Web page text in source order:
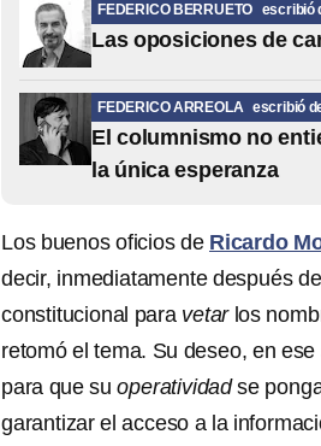
FEDERICO BERRUETO escribió
Las oposiciones de
FEDERICO ARREOLA escribió
El columnismo no
la única esperanza
Los buenos oficios de Ricardo
decir, inmediatamente después
constitucional para vetar los
retomó el tema. Su deseo, en
para que suoperatividadse
garantizar el acceso a la